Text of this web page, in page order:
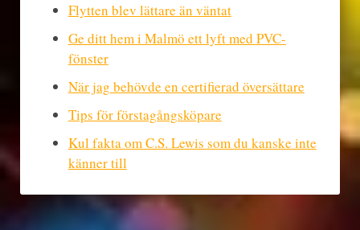
Flytten blev lättare än väntat
Ge ditt hem i Malmö ett lyft med PVC-
fönster
När jag behövde en certifierad översättare
Tips för förstagångsköpare
Kul fakta om C.S. Lewis som du kanske inte
känner till